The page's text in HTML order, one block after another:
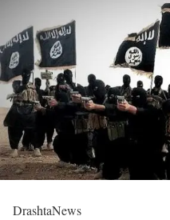
DrashtaNews